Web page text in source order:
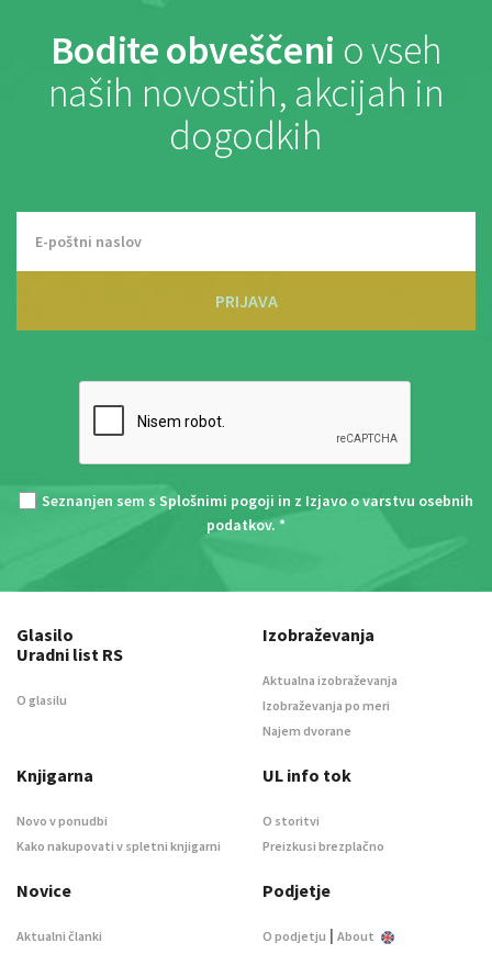
Bodite obveščeni o vseh
naših novostih, akcijah in
dogodkih
PRIJAVA
Seznanjen sem s Splošnimi pogoji in z Izjavo o varstvu osebnih
podatkov. *
Glasilo
Uradni list RS
O glasilu
Izobraževanja
Aktualna izobraževanja
Izobraževanja po meri
Najem dvorane
Knjigarna
Novo v ponudbi
Kako nakupovati v spletni knjigarni
UL info tok
O storitvi
Preizkusi brezplačno
Novice
Aktualni članki
Podjetje
O podjetju | About